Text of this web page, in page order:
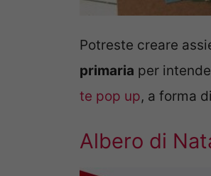
Potreste creare
primaria per
te pop up, a forma
Albero di